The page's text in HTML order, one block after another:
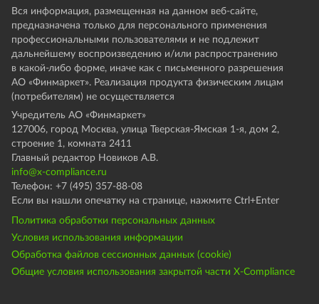
Вся информация, размещенная на данном веб-сайте,
предназначена только для персонального применения
профессиональными пользователями и не подлежит
дальнейшему воспроизведению и/или распространению
в какой-либо форме, иначе как с письменного разрешения
АО «Финмаркет». Реализация продукта физическим лицам
(потребителям) не осуществляется
Учредитель АО «Финмаркет»
127006, город Москва, улица Тверская-Ямская 1-я, дом 2,
строение 1, комната 2411
Главный редактор Новиков А.В.
info@x-compliance.ru
Телефон: +7 (495) 357-88-08
Если вы нашли опечатку на странице, нажмите Ctrl+Enter
Политика обработки персональных данных
Условия использования информации
Обработка файлов сессионных данных (cookie)
Общие условия использования закрытой части X-Compliance